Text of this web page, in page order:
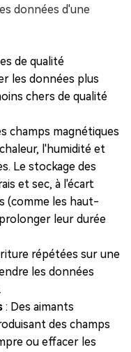
données d'une
de qualité
les données plus
chers de qualité
champs magnétiques
l'humidité et
Le stockage des
et sec, à l'écart
(comme les haut-
leur durée
répétées sur une
les données
: Des aimants
des champs
ou effacer les